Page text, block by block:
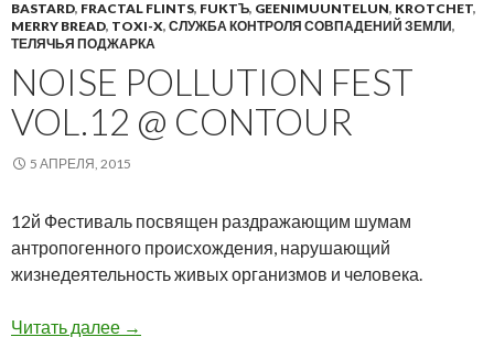
BASTARD, FRACTAL FLINTS, FUKTЪ, GEENIMUUNTELUN, KROTCHET,
MERRY BREAD, TOXI-X, СЛУЖБА КОНТРОЛЯ СОВПАДЕНИЙ ЗЕМЛИ,
ТЕЛЯЧЬЯ ПОДЖАРКА
NOISE POLLUTION FEST
VOL.12 @ CONTOUR
5 АПРЕЛЯ, 2015
12й Фестиваль посвящен раздражающим шумам
антропогенного происхождения, нарушающий
жизнедеятельность живых организмов и человека.
Читать далее NOISE POLLUTION Fest Vol.12 @ CONTOUR
→